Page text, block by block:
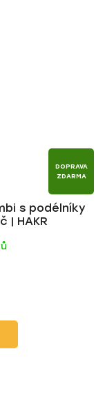
DOPRAVA
ZDARMA
s podélníky
| HAKR